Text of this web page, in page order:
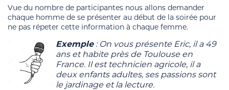
Vue du nombre de participantes nous allons demander
chaque homme de se présenter au début de la soirée pour
ne pas répeter cette information à chaque femme.
Exemple: On vous présente Eric, il a 49
ans et habite près de Toulouse en
France. Il est technicien agricole, il a
deux enfants adultes, ses passions sont
le jardinage et la lecture.